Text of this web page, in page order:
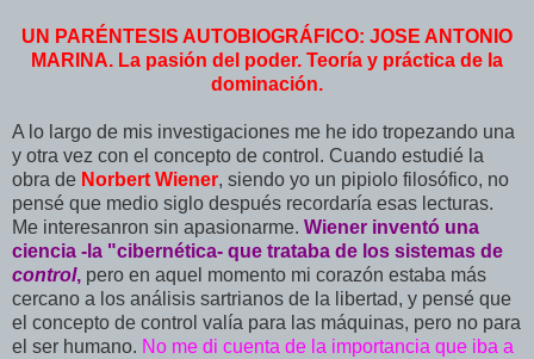
UN PARÉNTESIS AUTOBIOGRÁFICO: JOSE ANTONIO
MARINA. La pasión del poder. Teoría y práctica de la
dominación.
A lo largo de mis investigaciones me he ido tropezando una
y otra vez con el concepto de control. Cuando estudié la
obra de Norbert Wiener, siendo yo un pipiolo filosófico, no
pensé que medio siglo después recordaría esas lecturas.
Me interesanron sin apasionarme. Wiener inventó una
ciencia -la "cibernética- que trataba de los sistemas de
control, pero en aquel momento mi corazón estaba más
cercano a los análisis sartrianos de la libertad, y pensé que
el concepto de control valía para las máquinas, pero no para
el ser humano. No me di cuenta de la importancia que iba a